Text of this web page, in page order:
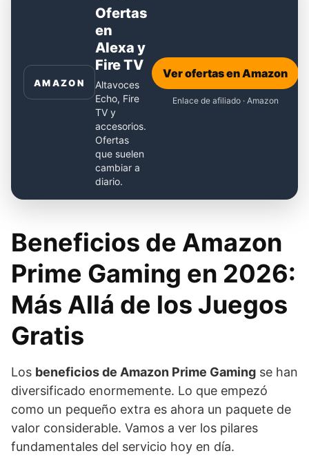
AMAZON
Ofertas
en
Alexa y
Fire TV
Altavoces
Echo, Fire
TV y
accesorios.
Ofertas
que suelen
cambiar a
diario.
Ver ofertas en Amazon
Enlace de afiliado · Amazon
Beneficios de Amazon
Prime Gaming en 2026:
Más Allá de los Juegos
Gratis
Los beneficios de Amazon Prime Gaming se han
diversificado enormemente. Lo que empezó
como un pequeño extra es ahora un paquete de
valor considerable. Vamos a ver los pilares
fundamentales del servicio hoy en día.